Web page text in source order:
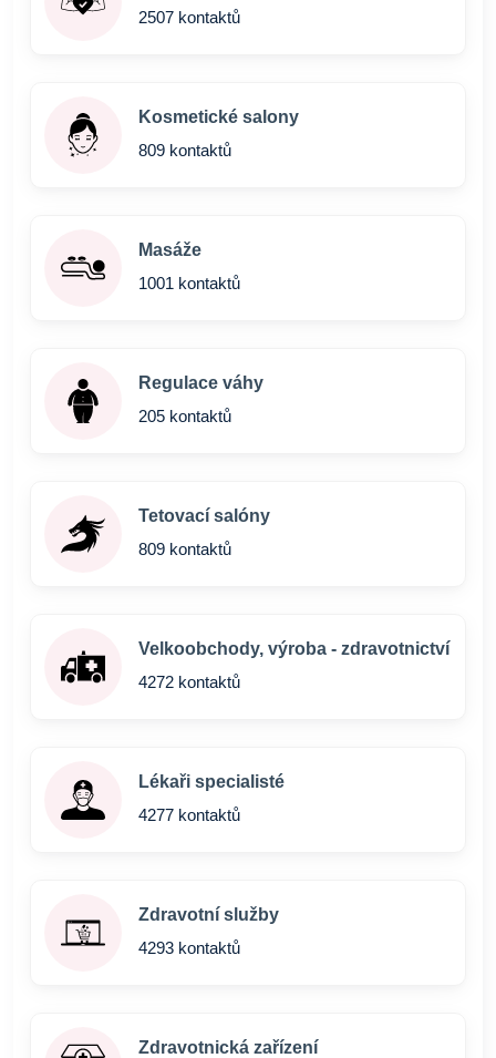
2507 kontaktů
Kosmetické salony
809 kontaktů
Masáže
1001 kontaktů
Regulace váhy
205 kontaktů
Tetovací salóny
809 kontaktů
Velkoobchody, výroba - zdravotnictví
4272 kontaktů
Lékaři specialisté
4277 kontaktů
Zdravotní služby
4293 kontaktů
Zdravotnická zařízení